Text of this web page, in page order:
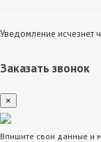
Уведомление исчезнет
Заказать звонок
×
Впишите свои данные и